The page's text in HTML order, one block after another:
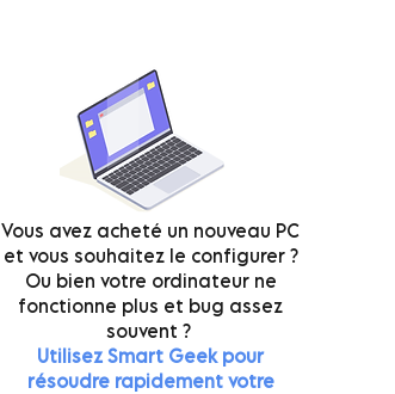
Vous avez acheté un nouveau PC
et vous souhaitez le configurer ?
Ou bien votre ordinateur ne
fonctionne plus et bug assez
souvent ?
Utilisez Smart Geek pour
résoudre rapidement votre